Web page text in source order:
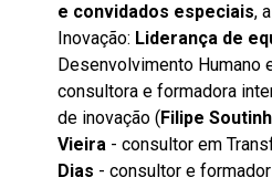
e convidados especiais,
Inovação: Liderança de
Desenvolvimento Humano
consultora e formadora
de inovação (Filipe
Vieira - consultor em
Dias - consultor e